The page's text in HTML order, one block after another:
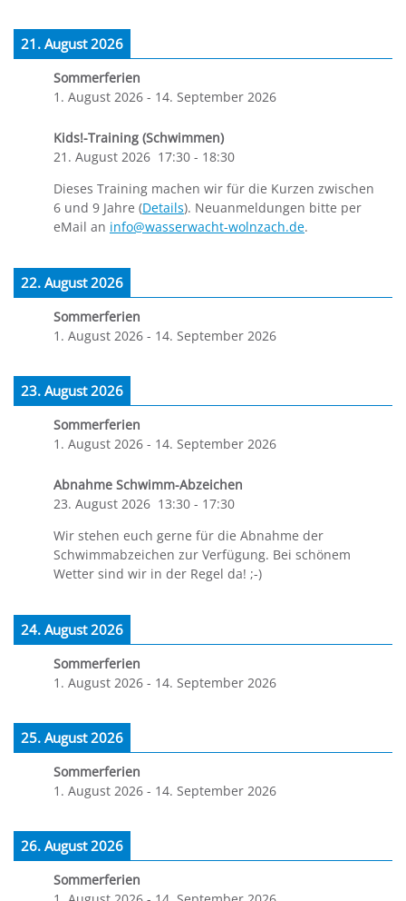
21. August 2026
Sommerferien
1. August 2026 - 14. September 2026
Kids!-Training (Schwimmen)
21. August 2026 17:30 - 18:30
Dieses Training machen wir für die Kurzen zwischen
6 und 9 Jahre (Details). Neuanmeldungen bitte per
eMail an info@wasserwacht-wolnzach.de.
22. August 2026
Sommerferien
1. August 2026 - 14. September 2026
23. August 2026
Sommerferien
1. August 2026 - 14. September 2026
Abnahme Schwimm-Abzeichen
23. August 2026 13:30 - 17:30
Wir stehen euch gerne für die Abnahme der
Schwimmabzeichen zur Verfügung. Bei schönem
Wetter sind wir in der Regel da! ;-)
24. August 2026
Sommerferien
1. August 2026 - 14. September 2026
25. August 2026
Sommerferien
1. August 2026 - 14. September 2026
26. August 2026
Sommerferien